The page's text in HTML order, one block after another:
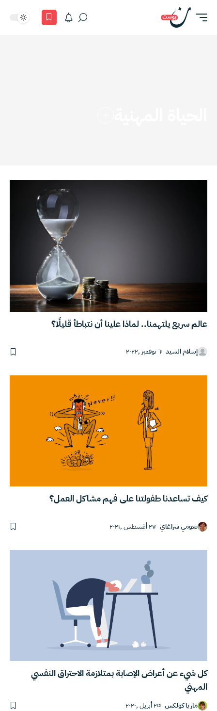
عالم سريع يلتهمنا.. لماذا علينا أن نتباطأ قليلًا؟
إسلام السيد ٦ نوفمبر ,٢٠٢٢
كيف تساعدنا طفولتنا على فهم مشاكل العمل؟
نعومي شراغاي ٢٧ أغسطس ,٢٠٢١
كل شيء عن أعراض الإصابة بمتلازمة الاحتراق النفسي
المهني
ماريا كولكس ٢٥ أبريل ,٢٠٢٠